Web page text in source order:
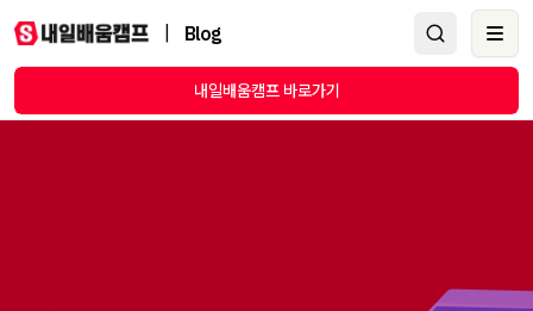
Blog
내일배움캠프 바로가기